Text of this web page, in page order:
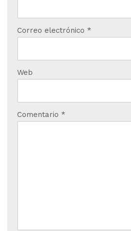
Correo electrónico *
Web
Comentario *